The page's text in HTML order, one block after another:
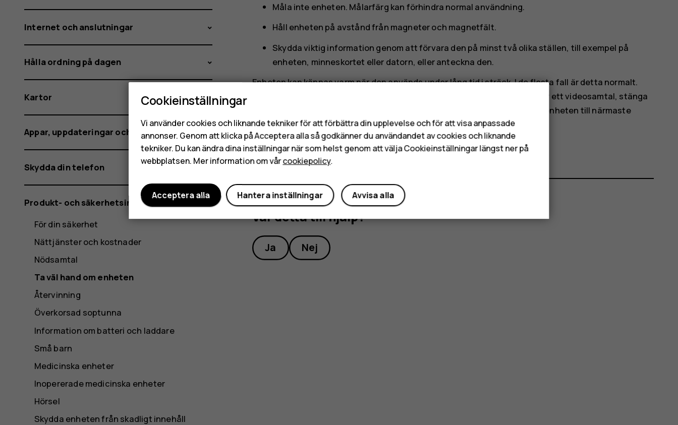
Måla inte enheten. Målarfärg kan förhindra normal användning.
Håll enheten på avstånd från magneter och magnetfält.
Skydda viktig information genom att förvara den på minst två olika ställen, till exempel på
enheten, minneskortet eller datorn, eller anteckna den.
Enheten kan kännas varm när den används under lång tid i sträck. I de flesta fall är detta normalt.
Enheten kan automatiskt fungera långsammare, tona ned displayen under ett videosamtal, stänga
appar, avbryta laddning eller stängas av för att undvika överhettning. Ta enheten till närmaste
kvalificerade serviceverkstad om enheten inte fungerar som den ska.
Var detta till hjälp?
Ja Nej
Internet och anslutningar
Hålla ordning på dagen
Kartor
Appar, uppdateringar och säkerhetskopior
Skydda din telefon
Produkt- och säkerhetsinformation
För din säkerhet
Nättjänster och kostnader
Nödsamtal
Ta väl hand om enheten
Återvinning
Överkorsad soptunna
Information om batteri och laddare
Små barn
Medicinska enheter
Inopererade medicinska enheter
Hörsel
Skydda enheten från skadligt innehåll
Cookieinställningar
Vi använder cookies och liknande tekniker för att förbättra din upplevelse och för att visa anpassade
annonser. Genom att klicka på Acceptera alla så godkänner du användandet av cookies och liknande
tekniker. Du kan ändra dina inställningar när som helst genom att välja Cookieinställningar längst ner på
webbplatsen. Mer information om vårcookiepolicy.
Avvisa alla
Hantera inställningar
Acceptera alla